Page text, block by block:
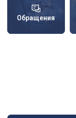
Обращения